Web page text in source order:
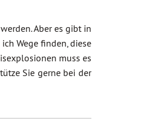
Aber es gibt in
Wege finden, diese
muss es
Sie gerne bei der